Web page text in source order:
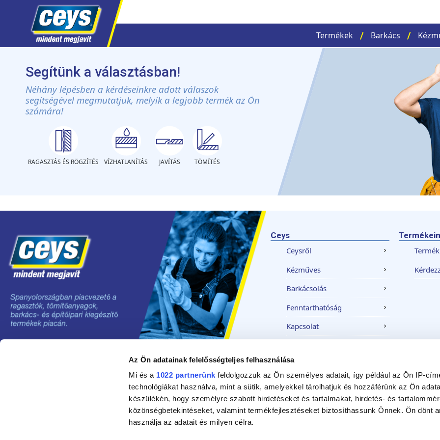
Az Ön adatainak felelősségteljes felhasználása
Mi és a 1022 partnerünk feldolgozzuk az Ön személyes adatait, így például az Ön IP-
technológiákat használva, mint a sütik, amelyekkel tárolhatjuk és hozzáférünk az Ön
készülékén, hogy személyre szabott hirdetéseket és tartalmakat, hirdetés- és
közönségbetekintéseket, valamint termékfejlesztéseket biztosíthassunk Önnek. Ön dönt
használja az adatait és milyen célra.
Termékek Barkács
Segítünk a választásban!
Néhány lépésben a kérdéseinkre adott válaszok
segítségével megmutatjuk, melyik a legjobb termék az Ön
számára!
RAGASZTÁS ÉS RÖGZÍTÉS VÍZHATLANÍTÁS JAVÍTÁS TÖMÍTÉS
Ceys
Ceysről
Kézműves
Barkácsolás
Fenntarthatóság
Kapcsolat
Jogi nyilatkozatát